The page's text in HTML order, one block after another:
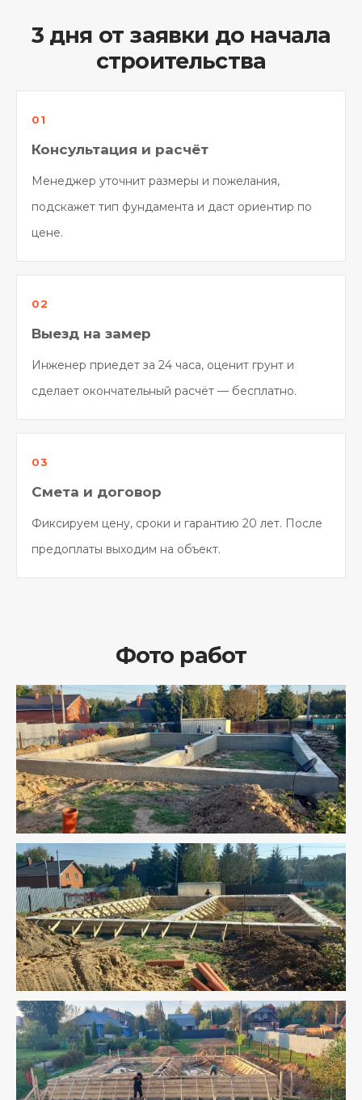
3 дня от заявки до начала
строительства
Консультация и расчёт
Менеджер уточнит размеры и пожелания,
подскажет тип фундамента и даст ориентир по
цене.
Выезд на замер
Инженер приедет за 24 часа, оценит грунт и
сделает окончательный расчёт — бесплатно.
Смета и договор
Фиксируем цену, сроки и гарантию 20 лет. После
предоплаты выходим на объект.
Фото работ